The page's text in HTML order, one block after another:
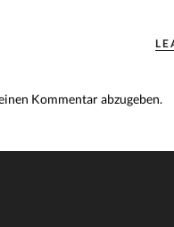
Kommentar abzugeben.